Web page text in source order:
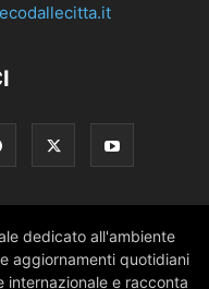
dedicato all'ambiente
aggiornamenti quotidiani
internazionale e racconta